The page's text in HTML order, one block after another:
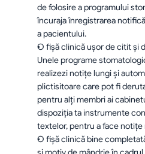
de folosire a programului
încuraja înregistrarea
a pacientului.
O fişă clinică uşor de citit şi
Unele programe
realizezi notiţe lungi şi
plictisitoare care pot fi
pentru alţi membri ai
dispoziţia ta instrumente
textelor, pentru a face notiţe
O fişă clinică bine